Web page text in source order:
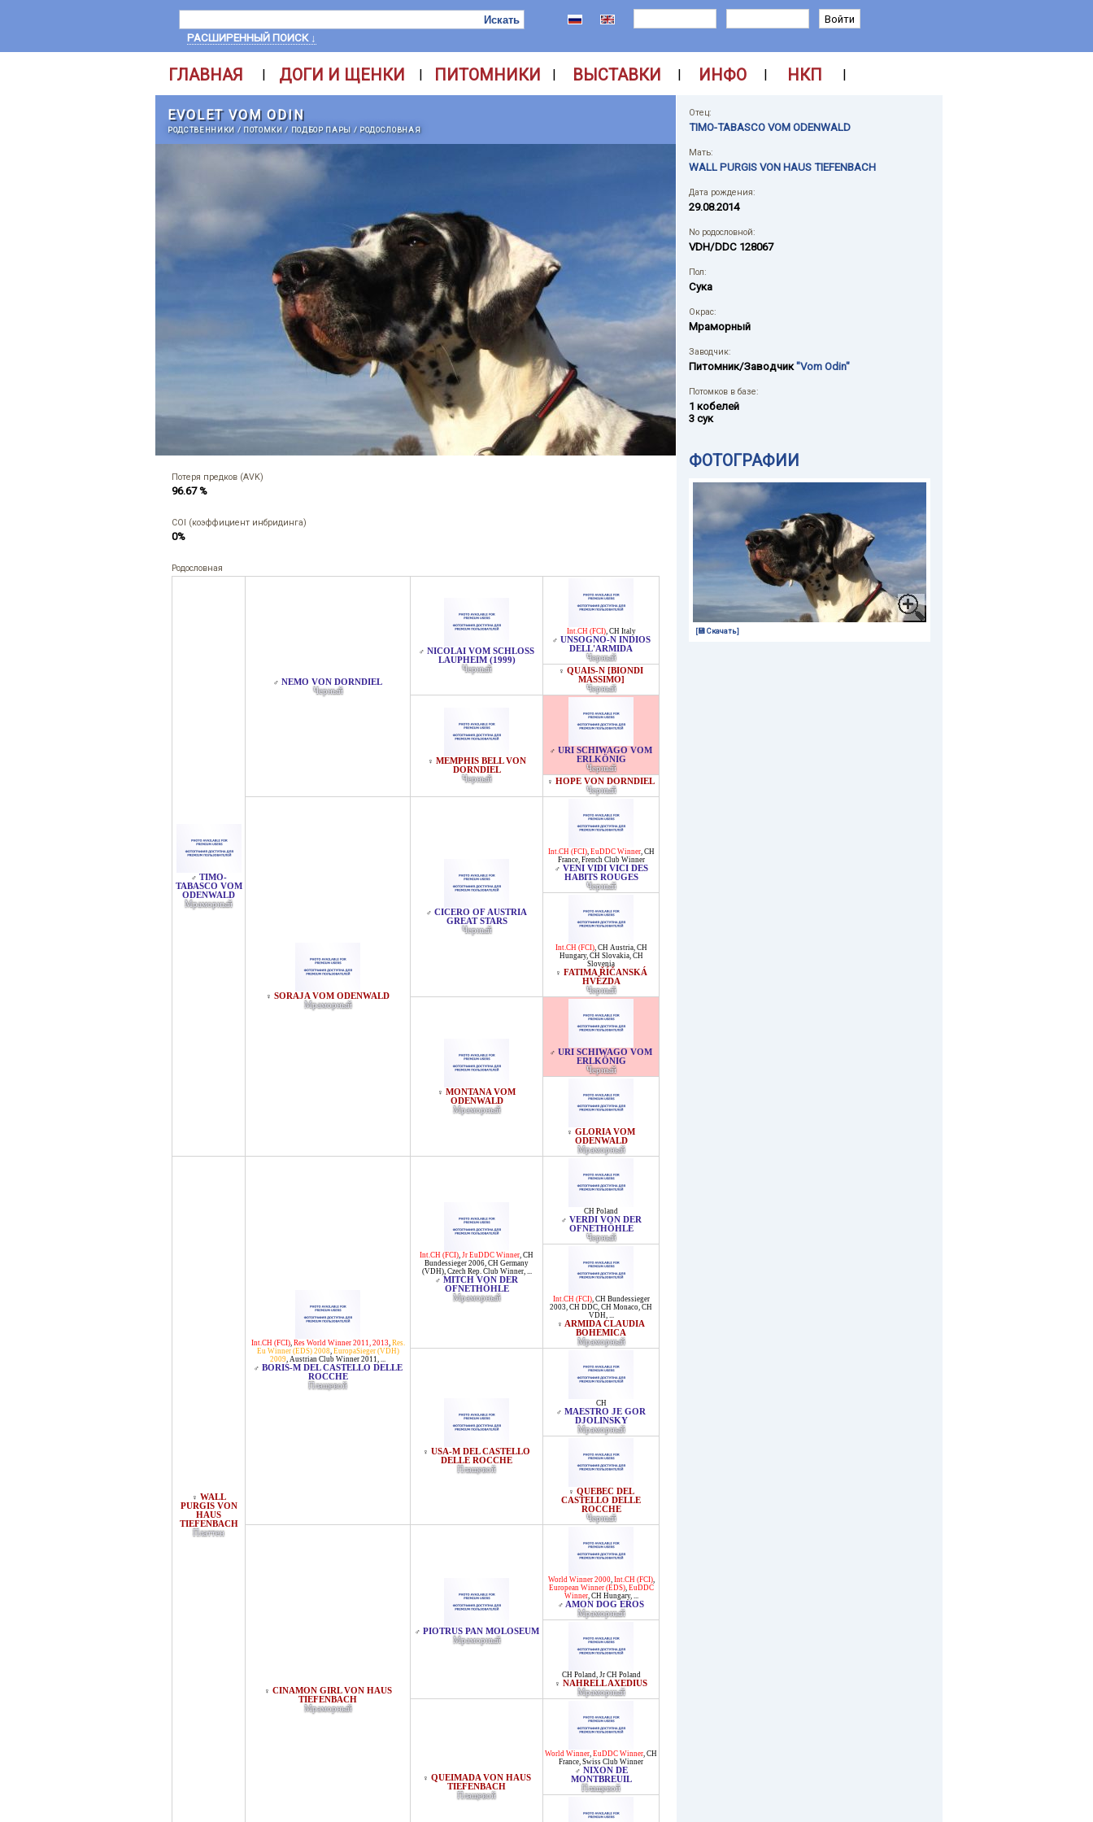
РАСШИРЕННЫЙ ПОИСК ↓
ГЛАВНАЯ | ДОГИ И ЩЕНКИ | ПИТОМНИКИ | ВЫСТАВКИ | ИНФО | НКП |
EVOLET VOM ODIN
РОДСТВЕННИКИ / ПОТОМКИ/ ПОДБОР ПАРЫ / РОДОСЛОВНАЯ
Потеря предков (AVK)
96.67 %
COI (коэффициент инбридинга)
0%
Родословная
♂ TIMO-
TABASCO VOM
ODENWALD
Мраморный
♂ NEMO VON DORNDIEL
Черный
♂ NICOLAI VOM SCHLOSS
LAUPHEIM (1999)
Черный
Int.CH (FCI), CH Italy
♂ UNSOGNO-N INDIOS
DELL'ARMIDA
Черный
♀ QUAIS-N [BIONDI
MASSIMO]
Черный
♀ MEMPHIS BELL VON
DORNDIEL
Черный
♂ URI SCHIWAGO VOM
ERLKÖNIG
Черный
♀ HOPE VON DORNDIEL
Черный
♀ SORAJA VOM ODENWALD
Мраморный
♂ CICERO OF AUSTRIA
GREAT STARS
Черный
Int.CH (FCI), EuDDC Winner, CH
France, French Club Winner
♂ VENI VIDI VICI DES
HABITS ROUGES
Черный
Int.CH (FCI), CH Austria, CH
Hungary, CH Slovakia, CH
Slovenia
♀ FATIMA ŘÍČANSKÁ
HVĚZDA
Черный
♀ MONTANA VOM
ODENWALD
Мраморный
♂ URI SCHIWAGO VOM
ERLKÖNIG
Черный
♀ GLORIA VOM
ODENWALD
Мраморный
♀ WALL
PURGIS VON
HAUS
TIEFENBACH
Платтен
Int.CH (FCI), Res World Winner 2011, 2013, Res.
Eu Winner (EDS) 2008, EuropaSieger (VDH)
2009, Austrian Club Winner 2011, ...
♂ BORIS-M DEL CASTELLO DELLE
ROCCHE
Плащевой
Int.CH (FCI), Jr EuDDC Winner, CH
Bundessieger 2006, CH Germany
(VDH), Czech Rep. Club Winner, ...
♂ MITCH VON DER
OFNETHÖHLE
Мраморный
CH Poland
♂ VERDI VON DER
OFNETHÖHLE
Черный
Int.CH (FCI), CH Bundessieger
2003, CH DDC, CH Monaco, CH
VDH, ...
♀ ARMIDA CLAUDIA
BOHEMICA
Мраморный
♀ USA-M DEL CASTELLO
DELLE ROCCHE
Плащевой
CH
♂ MAESTRO JE GOR
DJOLINSKY
Мраморный
♀ QUEBEC DEL
CASTELLO DELLE
ROCCHE
Черный
♀ CINAMON GIRL VON HAUS
TIEFENBACH
Мраморный
♂ PIOTRUS PAN MOLOSEUM
Мраморный
World Winner 2000, Int.CH (FCI),
European Winner (EDS), EuDDC
Winner, CH Hungary, ...
♂ AMON DOG EROS
Мраморный
CH Poland, Jr CH Poland
♀ NAHRELL AXEDIUS
Мраморный
♀ QUEIMADA VON HAUS
TIEFENBACH
Плащевой
World Winner, EuDDC Winner, CH
France, Swiss Club Winner
♂ NIXON DE
MONTBREUIL
Плащевой
Отец:
TIMO-TABASCO VOM ODENWALD
Мать:
WALL PURGIS VON HAUS TIEFENBACH
Дата рождения:
29.08.2014
No родословной:
VDH/DDC 128067
Пол:
Сука
Окрас:
Мраморный
Заводчик:
Питомник/Заводчик"Vom Odin"
Потомков в базе:
1 кобелей
3 сук
ФОТОГРАФИИ
[💾 Скачать]